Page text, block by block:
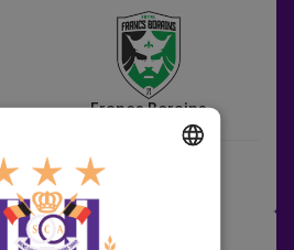
Francs Borains
2027 - TBC